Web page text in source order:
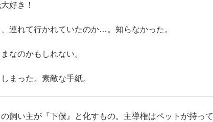
好き！
連れて行かれていたのか…。知らなかった。
なのかもしれない。
まった。素敵な手紙。
飼い主が『下僕』と化すもの。主導権はペットが持って